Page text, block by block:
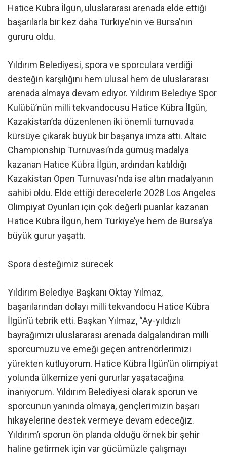
Hatice Kübra İlgün, uluslararası arenada elde ettiği
başarılarla bir kez daha Türkiye’nin ve Bursa’nın
gururu oldu.
Yıldırım Belediyesi, spora ve sporculara verdiği
desteğin karşılığını hem ulusal hem de uluslararası
arenada almaya devam ediyor. Yıldırım Belediye Spor
Kulübü’nün milli tekvandocusu Hatice Kübra İlgün,
Kazakistan’da düzenlenen iki önemli turnuvada
kürsüye çıkarak büyük bir başarıya imza attı. Altaic
Championship Turnuvası’nda gümüş madalya
kazanan Hatice Kübra İlgün, ardından katıldığı
Kazakistan Open Turnuvası’nda ise altın madalyanın
sahibi oldu. Elde ettiği derecelerle 2028 Los Angeles
Olimpiyat Oyunları için çok değerli puanlar kazanan
Hatice Kübra İlgün, hem Türkiye’ye hem de Bursa’ya
büyük gurur yaşattı.
Spora desteğimiz sürecek
Yıldırım Belediye Başkanı Oktay Yılmaz,
başarılarından dolayı milli tekvandocu Hatice Kübra
İlgün’ü tebrik etti. Başkan Yılmaz, “Ay-yıldızlı
bayrağımızı uluslararası arenada dalgalandıran milli
sporcumuzu ve emeği geçen antrenörlerimizi
yürekten kutluyorum. Hatice Kübra İlgün’ün olimpiyat
yolunda ülkemize yeni gururlar yaşatacağına
inanıyorum. Yıldırım Belediyesi olarak sporun ve
sporcunun yanında olmaya, gençlerimizin başarı
hikayelerine destek vermeye devam edeceğiz.
Yıldırım’ı sporun ön planda olduğu örnek bir şehir
haline getirmek için var gücümüzle çalışmayı